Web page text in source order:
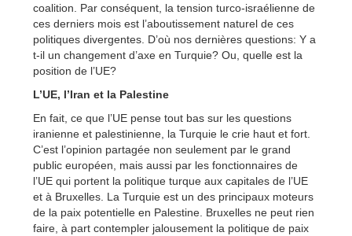
coalition. Par conséquent, la tension turco-israélienne de
ces derniers mois est l’aboutissement naturel de ces
politiques divergentes. D’où nos dernières questions: Y a
t-il un changement d’axe en Turquie? Ou, quelle est la
position de l’UE?
L’UE, l’Iran et la Palestine
En fait, ce que l’UE pense tout bas sur les questions
iranienne et palestinienne, la Turquie le crie haut et fort.
C’est l’opinion partagée non seulement par le grand
public européen, mais aussi par les fonctionnaires de
l’UE qui portent la politique turque aux capitales de l’UE
et à Bruxelles. La Turquie est un des principaux moteurs
de la paix potentielle en Palestine. Bruxelles ne peut rien
faire, à part contempler jalousement la politique de paix